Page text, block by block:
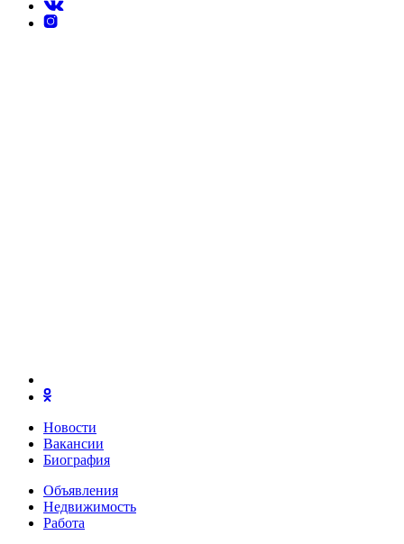
Новости
Вакансии
Биография
Объявления
Недвижимость
Работа